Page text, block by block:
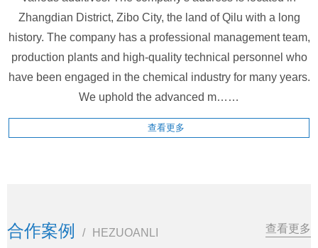
Zhangdian District, Zibo City, the land of Qilu with a long
history. The company has a professional management team,
production plants and high-quality technical personnel who
have been engaged in the chemical industry for many years.
We uphold the advanced m……
查看更多
合作案例 / HEZUOANLI 查看更多